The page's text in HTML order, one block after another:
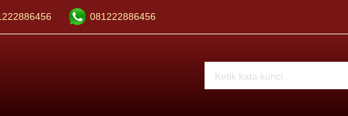
081222886456